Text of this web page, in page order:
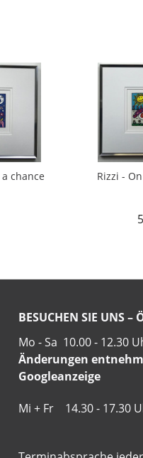
chance Rizzi -
BESUCHEN SIE UNS –
Mo - Sa 10.00 -
Änderungen
Googleanzeige
Mi + Fr